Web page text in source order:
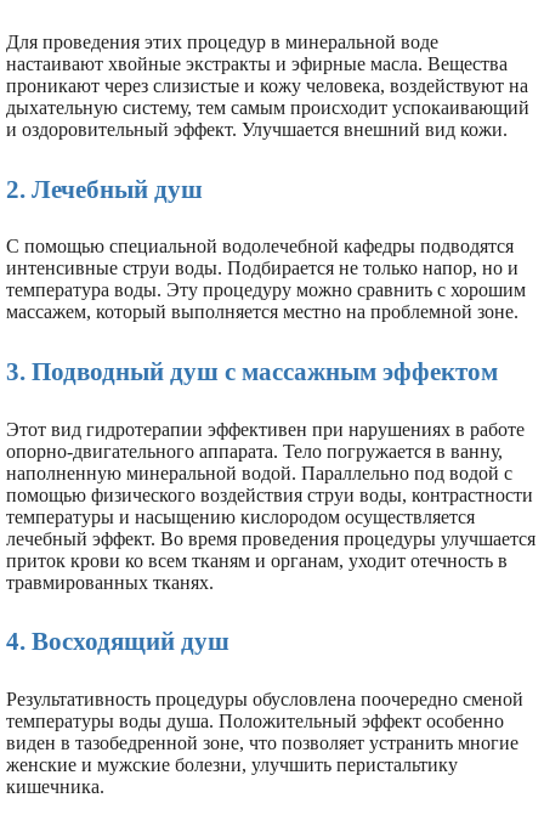
Для проведения этих процедур в минеральной воде
настаивают хвойные экстракты и эфирные масла. Вещества
проникают через слизистые и кожу человека, воздействуют на
дыхательную систему, тем самым происходит успокаивающий
и оздоровительный эффект. Улучшается внешний вид кожи.
2. Лечебный душ
С помощью специальной водолечебной кафедры подводятся
интенсивные струи воды. Подбирается не только напор, но и
температура воды. Эту процедуру можно сравнить с хорошим
массажем, который выполняется местно на проблемной зоне.
3. Подводный душ с массажным эффектом
Этот вид гидротерапии эффективен при нарушениях в работе
опорно-двигательного аппарата. Тело погружается в ванну,
наполненную минеральной водой. Параллельно под водой с
помощью физического воздействия струи воды, контрастности
температуры и насыщению кислородом осуществляется
лечебный эффект. Во время проведения процедуры улучшается
приток крови ко всем тканям и органам, уходит отечность в
травмированных тканях.
4. Восходящий душ
Результативность процедуры обусловлена поочередно сменой
температуры воды душа. Положительный эффект особенно
виден в тазобедренной зоне, что позволяет устранить многие
женские и мужские болезни, улучшить перистальтику
кишечника.